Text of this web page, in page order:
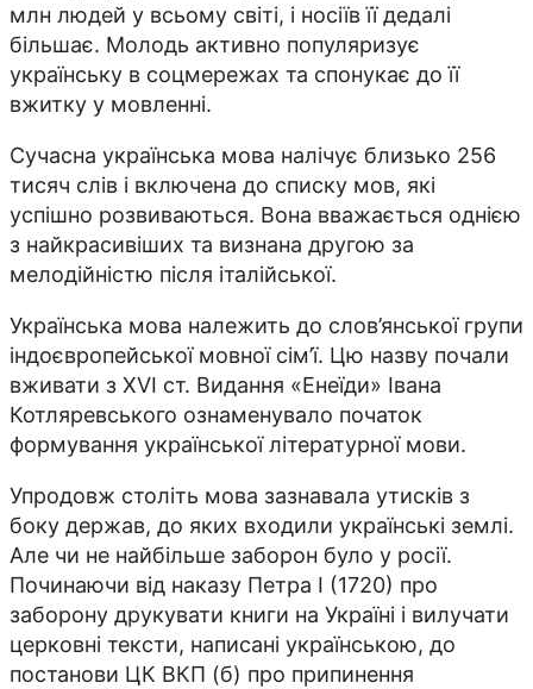
млн людей у всьому світі, і носіїв її дедалі
більшає. Молодь активно популяризує
українську в соцмережах та спонукає до її
вжитку у мовленні.
Сучасна українська мова налічує близько 256
тисяч слів і включена до списку мов, які
успішно розвиваються. Вона вважається однією
з найкрасивіших та визнана другою за
мелодійністю після італійської.
Українська мова належить до слов’янської групи
індоєвропейської мовної сім’ї. Цю назву почали
вживати з XVI ст. Видання «Енеїди» Івана
Котляревського ознаменувало початок
формування української літературної мови.
Упродовж століть мова зазнавала утисків з
боку держав, до яких входили українські землі.
Але чи не найбільше заборон було у росії.
Починаючи від наказу Петра І (1720) про
заборону друкувати книги на Україні і вилучати
церковні тексти, написані українською, до
постанови ЦК ВКП (б) про припинення